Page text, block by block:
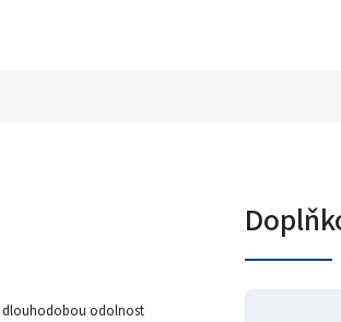
dlouhodobou odolnost